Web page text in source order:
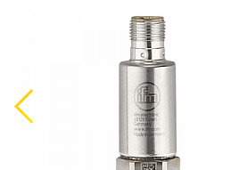
Previous